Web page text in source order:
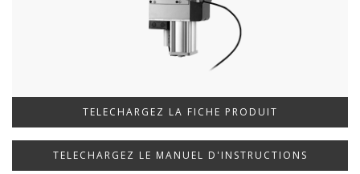
TELECHARGEZ LA FICHE PRODUIT
TELECHARGEZ LE MANUEL D'INSTRUCTIONS